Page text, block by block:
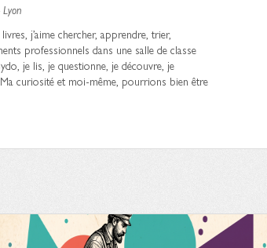
j’aime chercher, apprendre, trier,
professionnels dans une salle de classe
je lis, je questionne, je découvre, je
curiosité et moi-même, pourrions bien être